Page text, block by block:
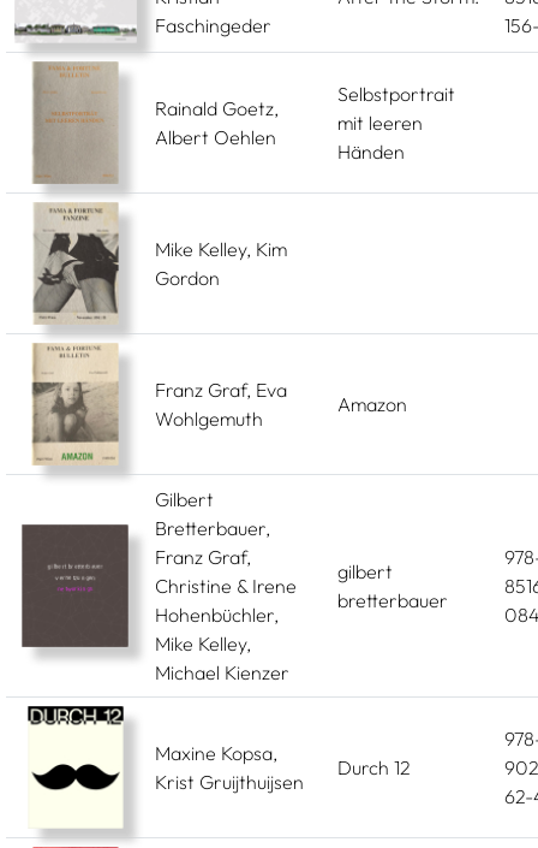
Faschingeder
Rainald Goetz,
Albert Oehlen
Selbstportrait
mit leeren
Händen
Mike Kelley, Kim
Gordon
Franz Graf, Eva
Wohlgemuth
Amazon
Gilbert
Bretterbauer,
Franz Graf,
Christine & Irene
Hohenbüchler,
Mike Kelley,
Michael Kienzer
gilbert
bretterbauer
Maxine Kopsa,
Krist Gruijthuijsen
Durch 12
62-